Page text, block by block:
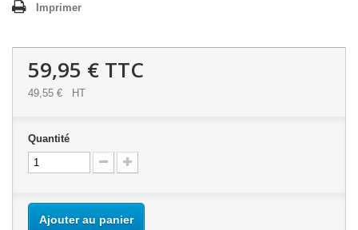
Imprimer
59,95 € TTC
49,55 € HT
Quantité
Ajouter au panier